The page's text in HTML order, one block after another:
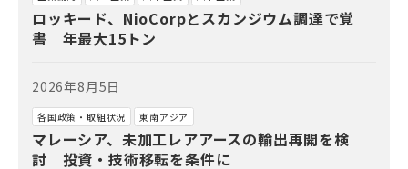
ロッキード、NioCorpとスカンジウム調達で覚
書 年最大15トン
2026年8月5日
各国政策・取組状況 東南アジア
マレーシア、未加工レアアースの輸出再開を検
討 投資・技術移転を条件に